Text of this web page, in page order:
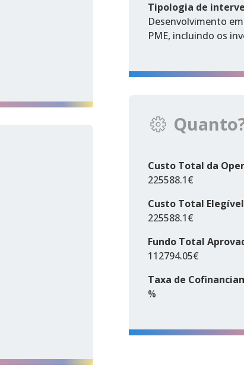
Tipologia de
Desenvolvimento
PME, incluindo os
Custo Total da
225588.1€
Custo Total Elegível
225588.1€
Fundo Total
112794.05€
Taxa de
%